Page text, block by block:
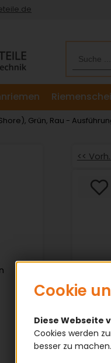
Grün, Rau -
<<
Cookie
Diese Webseite
Cookies werden
besser zu machen.